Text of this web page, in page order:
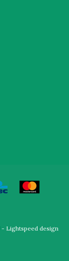
- Lightspeed design